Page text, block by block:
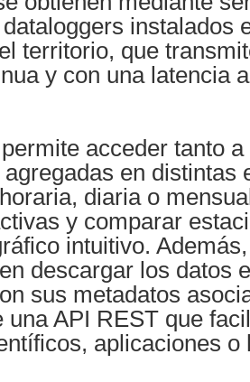
instalados
territorio, que
y con una latencia
acceder tanto
en distintas
diaria o
y comparar
intuitivo.
descargar los datos
sus metadatos
una API REST que
aplicaciones o